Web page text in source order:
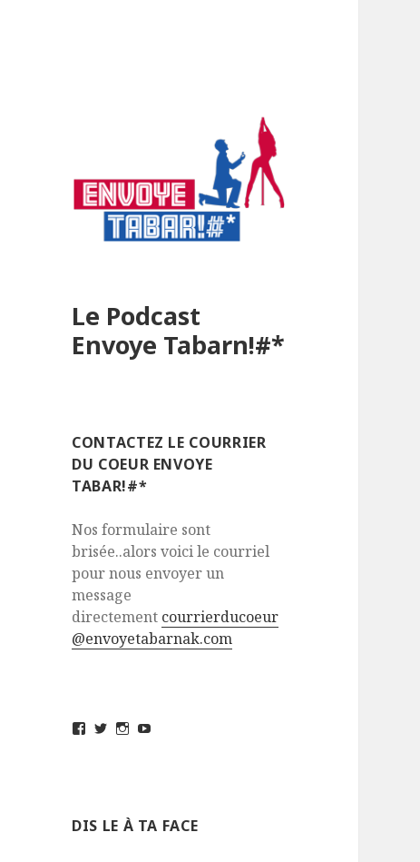
Le Podcast
Envoye Tabarn!#*
CONTACTEZ LE COURRIER
DU COEUR ENVOYE
TABAR!#*
Nos formulaire sont
brisée..alors voici le courriel
pour nous envoyer un
message
directement courrierducoeur
@envoyetabarnak.com
ViewViewView
DIS LE À TA FACE